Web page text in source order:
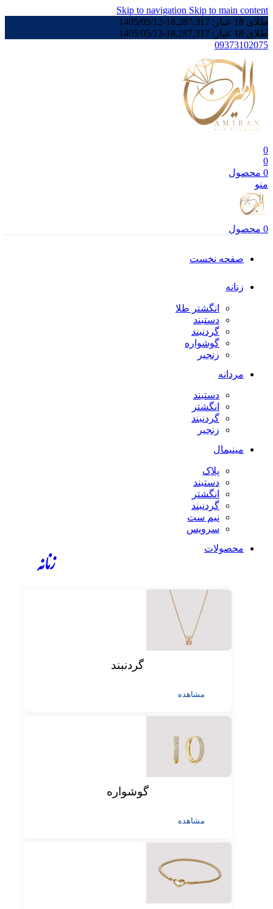
Skip to navigation Skip to main content
طلای 18 عیار:
18,287,317
-
1405/05/12
طلای 18 عیار:
18,287,317
-
1405/05/12
09373102075
0
0
0 محصول
منو
0 محصول
صفحه نخست
زنانه
انگشتر طلا
دستبند
گردنبند
گوشواره
زنجیر
مردانه
دستبند
انگشتر
گردنبند
زنجیر
مینیمال
پلاک
دستبند
انگشتر
گردنبند
نیم ست
سرویس
محصولات
زنانه
گردنبند
مشاهده
گوشواره
مشاهده